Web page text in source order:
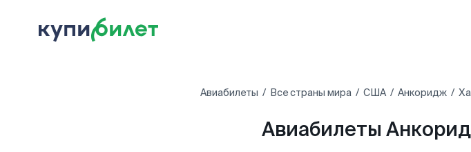
Авиабилеты Все страны мира США Анкоридж
Авиабилеты